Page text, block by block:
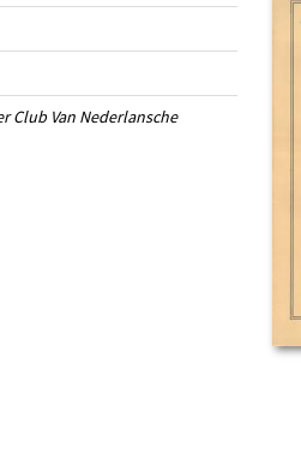
Club Van Nederlansche